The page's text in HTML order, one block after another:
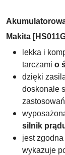
Makita
lekka i
tarczami o
dzięki
doskonale
silnik
jest zgodna
wykazuje